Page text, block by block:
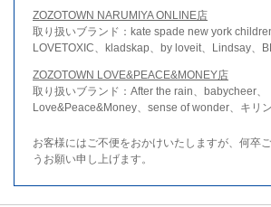
ZOZOTOWN NARUMIYA ONLINE店
取り扱いブランド：kate spade new york
LOVETOXIC、kladskap、by loveit、Lindsay、
ZOZOTOWN LOVE&PEACE&MONEY店
取り扱いブランド：After the rain、babycheer、
Love&Peace&Money、sense of wonder、キリ
お客様にはご不便をおかけいたしますが、何卒
うお願い申し上げます。